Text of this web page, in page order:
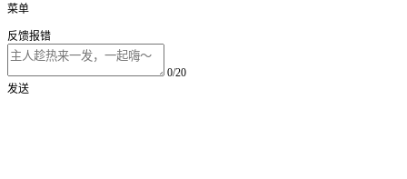
菜单
反馈报错
0/20
发送